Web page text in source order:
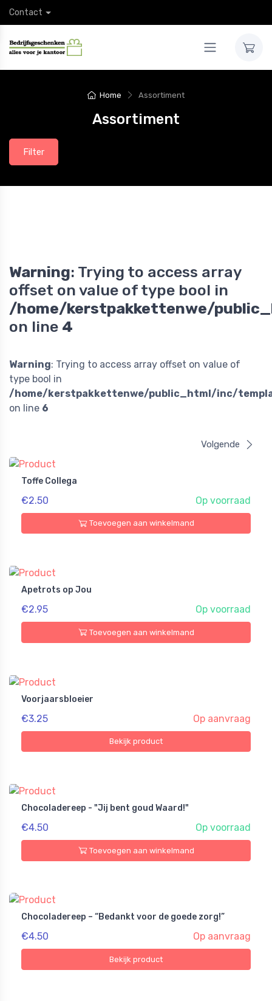
Contact
Home Assortiment
Assortiment
Filter
Warning: Trying to access array
offset on value of type bool in
/home/kerstpakkettenwe/
on line 4
Warning: Trying to access array offset on value of
type bool in
/home/kerstpakkettenwe/public_html/inc/
on line 6
Volgende
Toffe Collega
€2.50 Op voorraad
Toevoegen aan winkelmand
Apetrots op Jou
€2.95 Op voorraad
Toevoegen aan winkelmand
Voorjaarsbloeier
€3.25 Op aanvraag
Bekijk product
Chocoladereep - "Jij bent goud Waard!"
€4.50 Op voorraad
Toevoegen aan winkelmand
Chocoladereep – “Bedankt voor de goede zorg!”
€4.50 Op aanvraag
Bekijk product